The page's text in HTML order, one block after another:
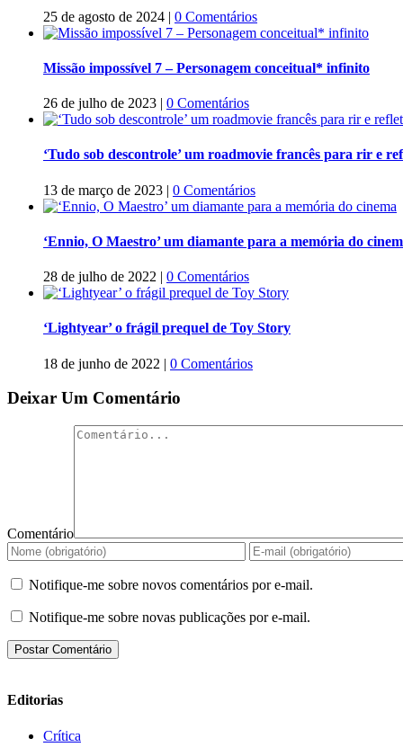
25 de agosto de 2024 | 0 Comentários
Missão impossível 7 – Personagem conceitual* infinito
26 de julho de 2023 | 0 Comentários
‘Tudo sob descontrole’ um roadmovie francês para rir e
13 de março de 2023 | 0 Comentários
‘Ennio, O Maestro’ um diamante para a memória do
28 de julho de 2022 | 0 Comentários
‘Lightyear’ o frágil prequel de Toy Story
18 de junho de 2022 | 0 Comentários
Deixar Um Comentário
Comentário
Notifique-me sobre novos comentários por e-mail.
Notifique-me sobre novas publicações por e-mail.
Editorias
Crítica